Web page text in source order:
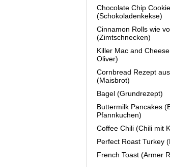
Chocolate Chip
(Schokoladenkekse)
Cinnamon Rolls wie
(Zimtschnecken)
Killer Mac and
Oliver)
Cornbread Rezept
(Maisbrot)
Bagel (Grundrezept)
Buttermilk Pancakes
Pfannkuchen)
Coffee Chili (Chili mit
Perfect Roast Turkey
French Toast (Armer